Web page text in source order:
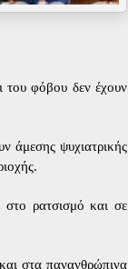
του φόβου δεν έχουν
άμεσης ψυχιατρικής
στο ρατσισμό και σε
στα πανανθρώπινα